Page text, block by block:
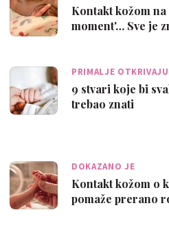
Kontakt kožom
moment'… Sve je
PRIMALJE OTKRIVAJU
9 stvari koje bi
trebao znati
DOKAZANO JE
Kontakt kožom o
pomaže prerano